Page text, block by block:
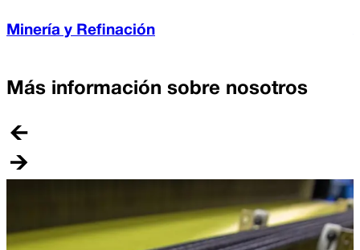
Minería y Refinación
Más información sobre nosotros